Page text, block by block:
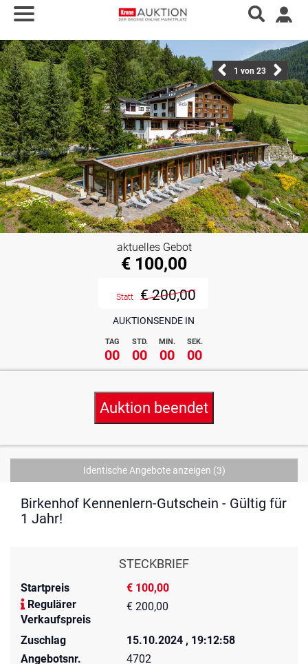
1 von 23
AUKTIONSENDE IN
TAG STD. MIN. SEK.
00 00 00 00
aktuelles Gebot
€ 100,00
Statt € 200,00
Auktion beendet
Identische Angebote anzeigen (3)
Birkenhof Kennenlern-Gutschein - Gültig für
1 Jahr!
STECKBRIEF
Startpreis
€ 100,00
Regulärer
Verkaufspreis
€ 200,00
Zuschlag
15.10.2024 , 19:12:58
Angebotsnr.
4702